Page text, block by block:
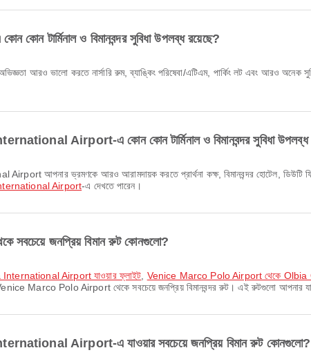
টার্মিনাল ও বিমানবন্দর সুবিধা উপলব্ধ রয়েছে?
আরও ভালো করতে নার্সারি রুম, ব্যাঙ্কিং পরিষেবা/এটিএম, পার্কিং লট এবং আরও অনেক
Airport-এ কোন কোন টার্মিনাল ও বিমানবন্দর সুবিধা উপলব্ধ
Airport-এ দেখতে পারেন।
জনপ্রিয় বিমান রুট কোনগুলো?
Airport যাওয়ার ফ্লাইট Venice Marco Polo Airport থেকে Olbia
Marco Polo Airport থেকে সবচেয়ে জনপ্রিয় বিমানবন্দর রুট। এই রুটগুলো আপনার
Airport-এ যাওয়ার সবচেয়ে জনপ্রিয় বিমান রুট কোনগুলো?